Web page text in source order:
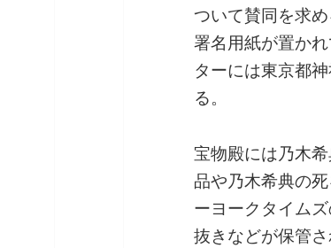
ついて賛同を求
署名用紙が置か
ターには東京都
る。
宝物殿には乃木
品や乃木希典の
ーヨークタイム
抜きなどが保管